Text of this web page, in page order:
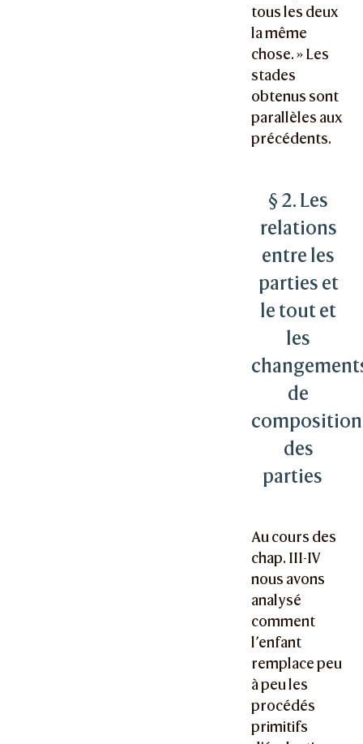
tous les deux
la même
chose. » Les
stades
obtenus sont
parallèles aux
précédents.
§ 2. Les
relations
entre les
parties et
le tout et
les
de
composition
des
parties
Au cours des
chap. III-IV
nous avons
analysé
comment
l’enfant
remplace peu
à peu les
procédés
primitifs